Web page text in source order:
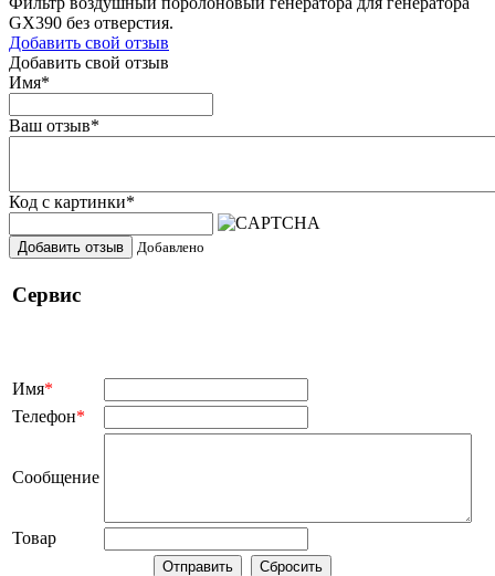
GX390 без отверстия.
Добавить свой отзыв
Добавить свой отзыв
Имя*
Ваш отзыв*
Код с картинки*
Добавить отзыв Добавлено
Сервис
Имя*
Телефон*
Сообщение
Товар